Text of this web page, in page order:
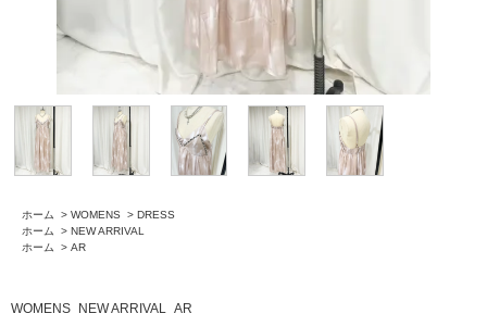
ホーム > WOMENS > DRESS
ホーム
> NEW ARRIVAL
ホーム
> AR
WOMENS NEW ARRIVAL AR